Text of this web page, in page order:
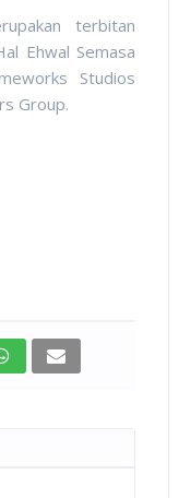
terbitan
Ehwal Semasa
Studios
Group.